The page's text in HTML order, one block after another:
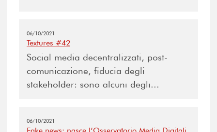
06/10/2021
Textures #42
Social media decentralizzati, post-
comunicazione, fiducia degli
stakeholder: sono alcuni degli...
06/10/2021